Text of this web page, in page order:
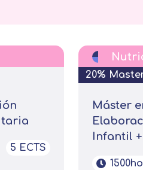
5 ECTS
20%
Máster
Infantil